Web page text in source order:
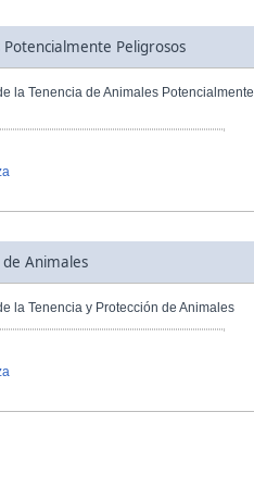
Peligrosos
la Tenencia de Animales Potencialmente
Animales
la Tenencia y Protección de Animales